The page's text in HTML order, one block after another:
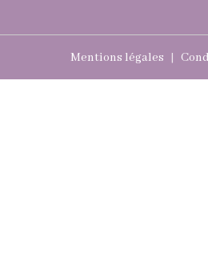
Mentions légales